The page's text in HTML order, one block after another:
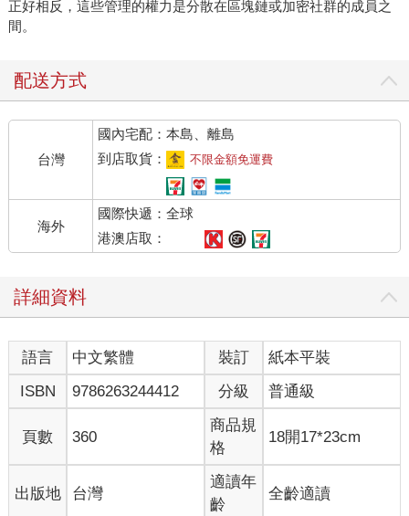
正好相反，這些管理的權力是分散在區塊鏈或加密社群的成員之
間。
配送方式
台灣
國內宅配：本島、離島
到店取貨：
不限金額免運費
海外
國際快遞：全球
港澳店取：
詳細資料
語言 中文繁體 裝訂
紙本平裝
ISBN
9786263244412 分級 普通級
頁數 360
商品規
格
18開17*23cm
出版地 台灣
適讀年
齡
全齡適讀